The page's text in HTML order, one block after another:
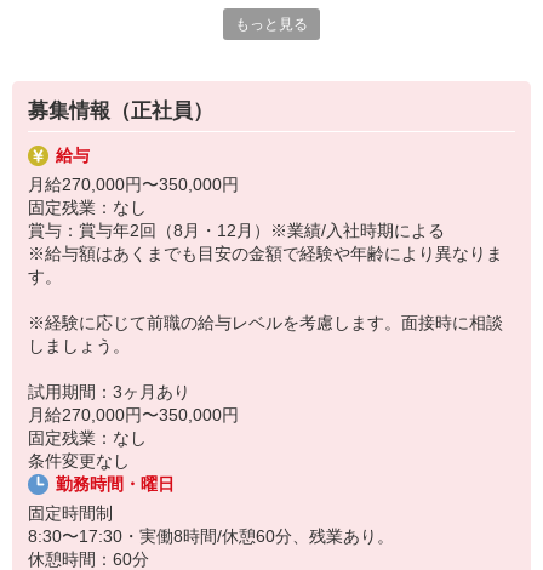
料金の調整や案件の提案など、営業的な業務にも関わることが可
内勤を中心にスキルを広げたい方に適しています。
物流業界の実務を幅広く経験しながら、
長期的にキャリアを築いていきたい方に選ばれている仕事です。
・取引先への連絡（荷受け予定、配送依頼の確認）
・社内ドライバーとの連携
・業務進捗の確認
▼慣れてきたら
・配送料金の調整や提案
・既存顧客への追加案内
・新規顧客対応（電話・内勤対応中心）
基本的に外出は少なく、
社内で完結する業務が中心です。
8:30 出社・メール確認
9:00 荷主へ連絡・案件確認
12:00 休憩
13:00 依頼対応・調整業務
15:00 翌日の配車準備
17:00 進捗確認・報告
17:30 退勤
もっと見る
募集情報（正社員）
給与
月給270,000円〜350,000円
固定残業：なし
賞与：賞与年2回（8月・12月）※業績/入社時期による
※給与額はあくまでも目安の金額で経験や年齢により異なりま
す。
※経験に応じて前職の給与レベルを考慮します。面接時に相談
しましょう。
試用期間：3ヶ月あり
月給270,000円〜350,000円
固定残業：なし
条件変更なし
勤務時間・曜日
固定時間制
8:30〜17:30・実働8時間/休憩60分、残業あり。
休憩時間：60分